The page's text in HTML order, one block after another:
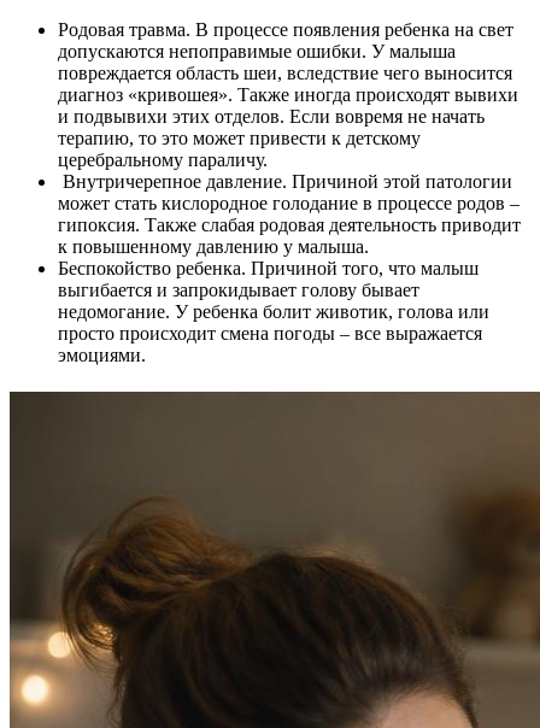
Родовая травма. В процессе появления ребенка на свет
допускаются непоправимые ошибки. У малыша
повреждается область шеи, вследствие чего выносится
диагноз «кривошея». Также иногда происходят вывихи
и подвывихи этих отделов. Если вовремя не начать
терапию, то это может привести к детскому
церебральному параличу.
Внутричерепное давление. Причиной этой патологии
может стать кислородное голодание в процессе родов –
гипоксия. Также слабая родовая деятельность приводит
к повышенному давлению у малыша.
Беспокойство ребенка. Причиной того, что малыш
выгибается и запрокидывает голову бывает
недомогание. У ребенка болит животик, голова или
просто происходит смена погоды – все выражается
эмоциями.